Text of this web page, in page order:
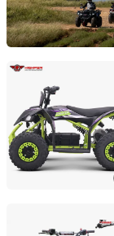
Hangzhou High
Zhejiang,
Yongkang